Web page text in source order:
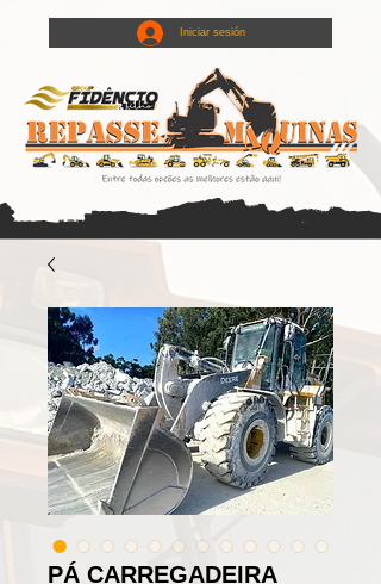
Iniciar sesión
PÁ CARREGADEIRA